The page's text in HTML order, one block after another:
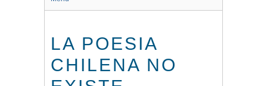
LA POESIA
CHILENA NO